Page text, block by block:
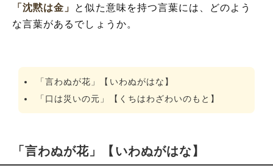
「沈黙は金」 と似た意味を持つ言葉には、どのよう
な言葉があるでしょうか。
「言わぬが花」【いわぬがはな】
「口は災いの元」【くちはわざわいのもと】
「言わぬが花」【いわぬがはな】